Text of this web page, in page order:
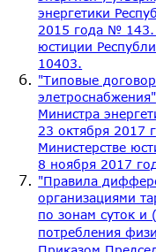
энергетики
2015 года № 143.
юстиции
10403.
"Типовые
Министра
23 октября 2017
Министерстве
8 ноября 2017
"Правила
организациями
по зонам суток и
потребления